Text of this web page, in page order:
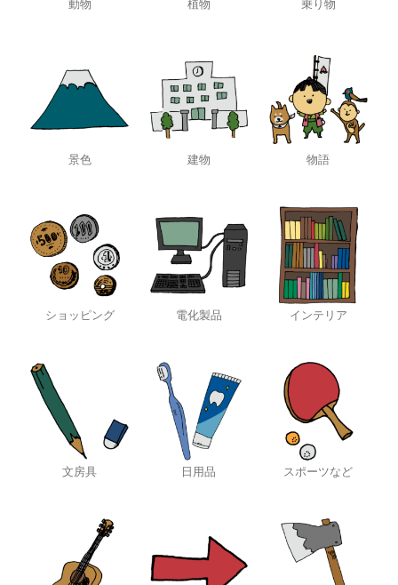
動物 植物 乗り物
景色 建物 物語
ショッピング 電化製品 インテリア
文房具 日用品 スポーツなど